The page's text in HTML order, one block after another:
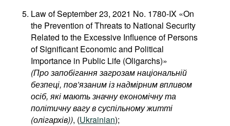
Law of September 23, 2021 No. 1780-IX «On
the Prevention of Threats to National Security
Related to the Excessive Influence of Persons
of Significant Economic and Political
Importance in Public Life (Oligarchs)»
(Про запобігання загрозам національній
безпеці, пов’язаним із надмірним впливом
осіб, які мають значну економічну та
політичну вагу в суспільному житті
(олігархів)), (Ukrainian);